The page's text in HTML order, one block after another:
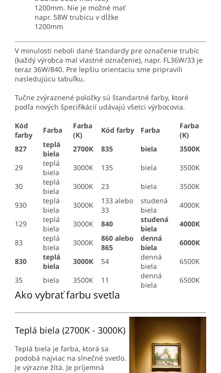
1200mm. Nie je možné mať
napr. 58W trubicu v dĺžke
1200mm
V minulosti neboli dané štandardy pre označenie trubíc
(každý výrobca mal vlastné označenie), napr. FL36W/33 je
teraz 36W/840. Pre lepšiu orientaciu sme pripravili
nasledujúcu tabuľku.
Tučne zvýraznené položky sú štandartné farby, ktoré
podľa nových špecifikácií udávajú všetci výrbocovia.
Kód
farby
Farba
Farba
(K)
Kód farby Farba
Farba
(K)
827
teplá
biela
2700K 835 biela
3500K
29
teplá
biela
3000K 135 biela
3500K
30
teplá
biela
3000K 23 biela
3500K
930
teplá
biela
3000K
133 alebo
33
studená
biela
4000K
129
teplá
biela
3000K 840
studená
biela
4000K
83
teplá
biela
3000K
860 alebo
865
denná
biela
6000K
830
teplá
biela
3000K 54
denná
biela
6500K
35
biela 3500K 11
denná
biela
6500K
Ako vybrať farbu svetla
Teplá biela (2700K - 3000K)
Teplá biela je farba, ktorá sa
podobá najviac na slnečné svetlo.
Je výrazne žltá. Je príjemná